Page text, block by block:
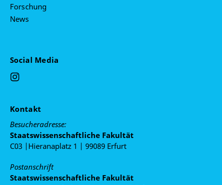
Forschung
News
Social Media
Kontakt
Besucheradresse:
Staatswissenschaftliche Fakultät
C03 |Hieranaplatz 1 | 99089 Erfurt
Postanschrift
Staatswissenschaftliche Fakultät